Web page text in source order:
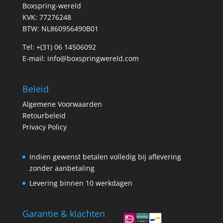
Boxspring-wereld
KVK: 77276248
BTW: NL860956490B01
Tel: +(31) 06 14506092
E-mail: info@boxspringwereld.com
Beleid
Algemene Voorwaarden
Retourbeleid
Privacy Policy
Indien gewenst betalen volledig bij aflevering
zonder aanbetaling
Levering binnen 10 werkdagen
Garantie & klachten